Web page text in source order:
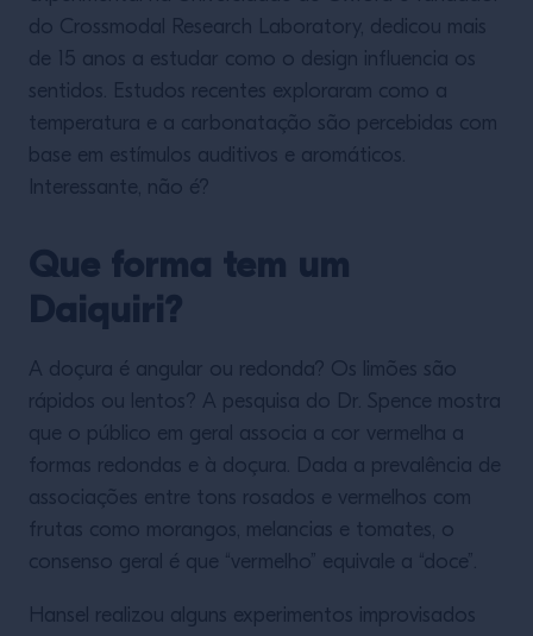
do Crossmodal Research Laboratory, dedicou mais
de 15 anos a estudar como o design influencia os
sentidos. Estudos recentes exploraram como a
temperatura e a carbonatação são percebidas com
base em estímulos auditivos e aromáticos.
Interessante, não é?
Que forma tem um
Daiquiri?
A doçura é angular ou redonda? Os limões são
rápidos ou lentos? A pesquisa do Dr. Spence mostra
que o público em geral associa a cor vermelha a
formas redondas e à doçura. Dada a prevalência de
associações entre tons rosados e vermelhos com
frutas como morangos, melancias e tomates, o
consenso geral é que “vermelho” equivale a “doce”.
Hansel realizou alguns experimentos improvisados